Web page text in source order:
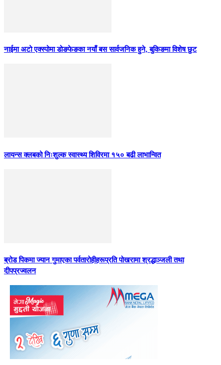
नाईमा अटो एक्स्पोमा डोङफेङका नयाँ बस सार्वजनिक हुने, बुकिङमा विशेष छुट
लायन्स क्लबको निःशुल्क स्वास्थ्य शिविरमा १५० बढी लाभान्वित
ब्रोड पिकमा ज्यान गुमाएका पर्वतारोहीहरूप्रति पोखरामा श्रद्धाञ्जली तथा
दीपप्रज्वलन